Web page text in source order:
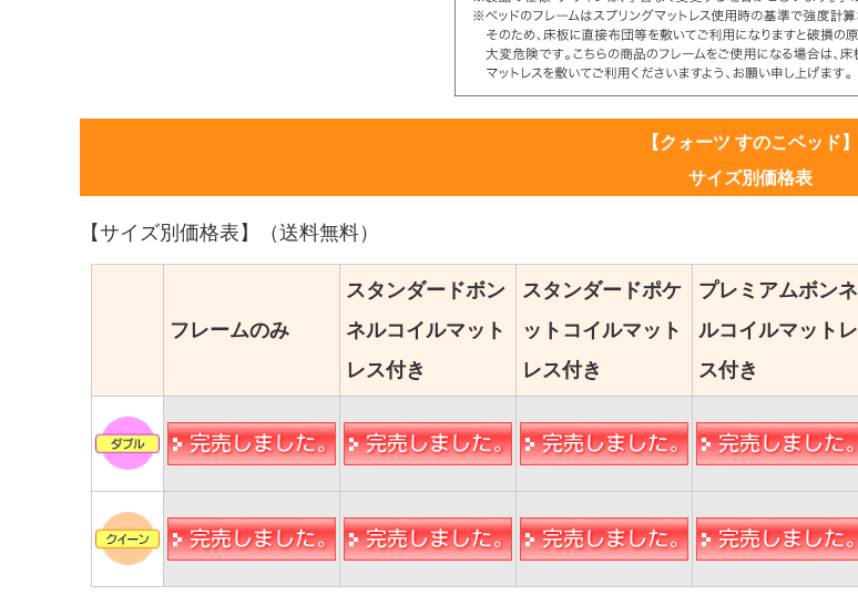
【クォーツ すのこベッド】
サイズ別価格表
【サイズ別価格表】（送料無料）
フレームのみ
スタンダードボン
ネルコイルマット
レス付き
スタンダードポケ
ットコイルマット
レス付き
プレミアムボンネ
ルコイルマットレ
ス付き